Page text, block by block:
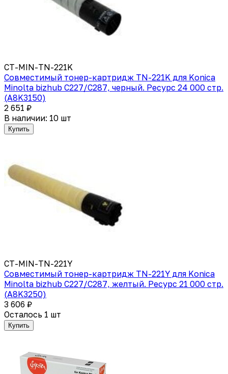
CT-MIN-TN-221K
Совместимый тонер-картридж TN-221K для Konica
Minolta bizhub C227/C287, черный. Ресурс 24 000 стр.
(A8K3150)
2 651 ₽
В наличии: 10 шт
Купить
CT-MIN-TN-221Y
Совместимый тонер-картридж TN-221Y для Konica
Minolta bizhub C227/C287, желтый. Ресурс 21 000 стр.
(A8K3250)
3 606 ₽
Осталось 1 шт
Купить